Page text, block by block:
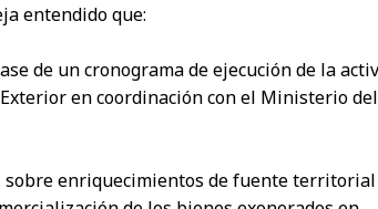
entendido que:
de un cronograma de ejecución de la
en coordinación con el Ministerio
sobre enriquecimientos de fuente territorial